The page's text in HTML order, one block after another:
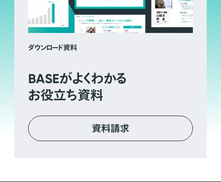
ダウンロード資料
BASEがよくわかる
お役立ち資料
資料請求